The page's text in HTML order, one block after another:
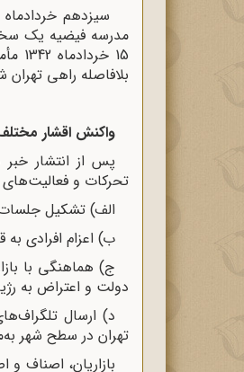
مدرسه فیضیه یک
15
بلافاصله راهی تهران
واکنش اقشار
پس از انتشار خبر
تحرکات و
الف) تشکیل
ب) اعزام افرادی
ج) هماهنگی با
دولت و اعتراض به
د) ارسال
تهران در سطح شهر
بازاریان، اصناف